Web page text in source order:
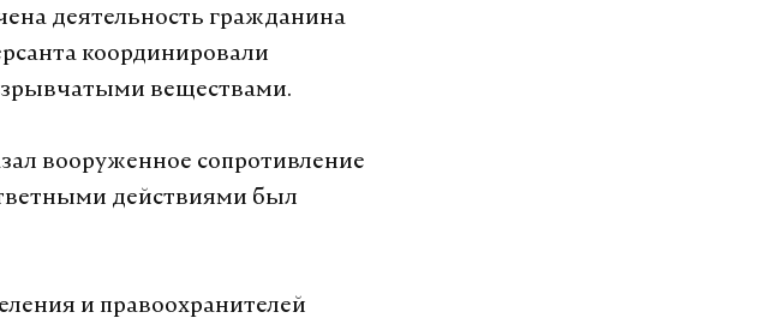
деятельность гражданина
координировали
веществами.
вооруженное сопротивление
действиями был
и правоохранителей